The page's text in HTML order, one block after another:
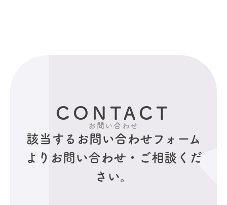
CONTACT
お問い合わせ
該当するお問い合わせフォーム
より お問い合わせ・ご相談くだ
さい。